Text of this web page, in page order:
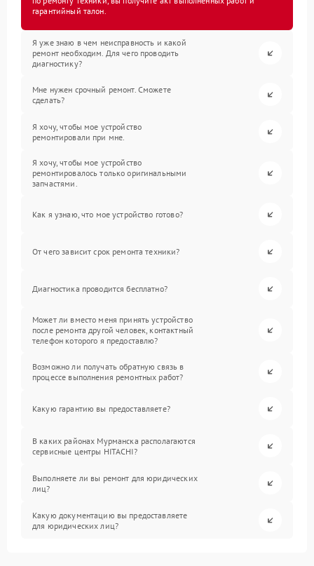
гарантийный талон.
Я уже знаю в чем неисправность и какой
ремонт необходим. Для чего проводить
диагностику?
Мне нужен срочный ремонт. Сможете
сделать?
Я хочу, чтобы мое устройство
ремонтировали при мне.
Я хочу, чтобы мое устройство
ремонтировалось только оригинальными
запчастями.
Как я узнаю, что мое устройство готово?
От чего зависит срок ремонта техники?
Диагностика проводится бесплатно?
Может ли вместо меня принять устройство
после ремонта другой человек, контактный
телефон которого я предоставлю?
Возможно ли получать обратную связь в
процессе выполнения ремонтных работ?
Какую гарантию вы предоставляете?
В каких районах Мурманска располагаются
сервисные центры HITACHI?
Выполняете ли вы ремонт для юридических
лиц?
Какую документацию вы предоставляете
для юридических лиц?